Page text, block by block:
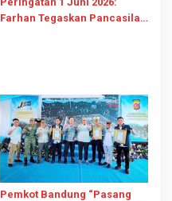
Farhan Tegaskan Pancasila
Pemkot Bandung “Pasang